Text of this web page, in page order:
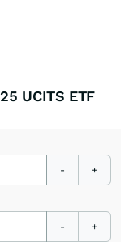
UCITS ETF
- +
- +